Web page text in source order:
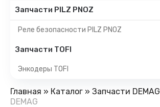
Запчасти PILZ PNOZ
Реле безопасности PILZ PNOZ
Запчасти TOFI
Энкодеры TOFI
Главная » Каталог » Запчасти DEMAG
DEMAG